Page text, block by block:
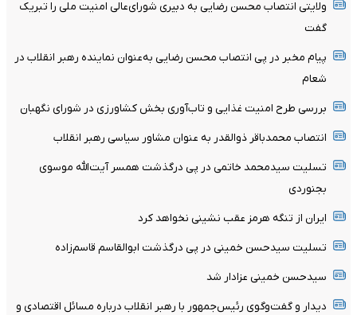
ولایتی انتصاب محسن رضایی به دبیری شورای‌عالی امنیت ملی را تبریک
گفت
پیام مخبر در پی انتصاب محسن رضایی به‌عنوان نماینده رهبر انقلاب در
شعام
بررسی طرح امنیت غذایی و تاب‌آوری بخش کشاورزی در شورای نگهبان
انتصاب محمدباقر ذوالقدر به عنوان مشاور سیاسی رهبر انقلاب
تسلیت سیدمحمد خاتمی در پی درگذشت همسر آیت‌الله موسوی
بجنوردی
ایران از تنگه هرمز عقب نشینی نخواهد کرد
تسلیت سیدحسن خمینی در پی درگذشت ابوالقاسم قاسم‌زاده
سیدحسن خمینی عزادار شد
دیدار و گفت‌وگوی رئیس‌جمهور با رهبر انقلاب درباره مسائل اقتصادی و